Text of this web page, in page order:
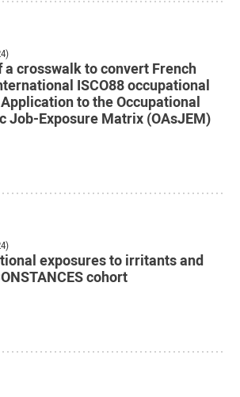
a crosswalk to convert French
ISCO88 occupational
to the Occupational
Job-Exposure Matrix (OAsJEM)
exposures to irritants and
cohort